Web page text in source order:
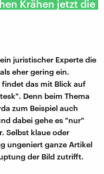
Krähen jetzt die
juristischer Experte die
eher gering ein.
findet das mit Blick auf
Denn beim Thema
zum Beispiel auch
dabei gehe es "nur"
Selbst klaue oder
ungeniert ganze Artikel
der Bild zutrifft.